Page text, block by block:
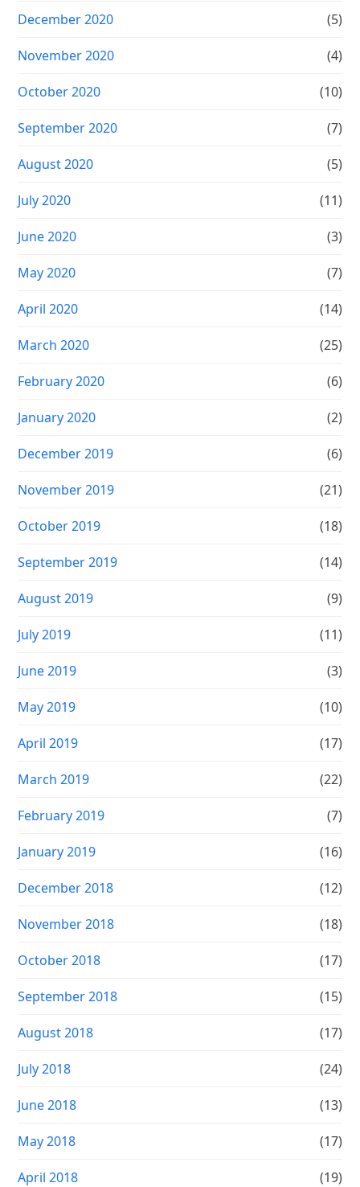
December 2020 (5)
November 2020 (4)
October 2020 (10)
September 2020 (7)
August 2020 (5)
July 2020 (11)
June 2020 (3)
May 2020 (7)
April 2020 (14)
March 2020 (25)
February 2020 (6)
January 2020 (2)
December 2019 (6)
November 2019 (21)
October 2019 (18)
September 2019 (14)
August 2019 (9)
July 2019 (11)
June 2019 (3)
May 2019 (10)
April 2019 (17)
March 2019 (22)
February 2019 (7)
January 2019 (16)
December 2018 (12)
November 2018 (18)
October 2018 (17)
September 2018 (15)
August 2018 (17)
July 2018 (24)
June 2018 (13)
May 2018 (17)
April 2018 (19)